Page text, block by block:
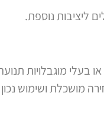
ליציבות נוספת.
בעלי מוגבלויות
ושימוש נכון